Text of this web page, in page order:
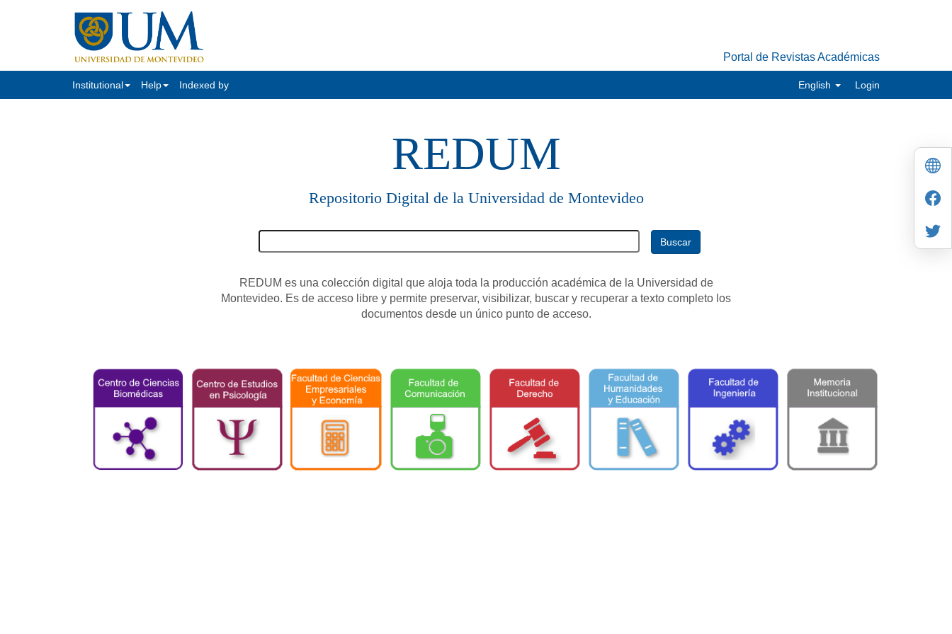
Portal de Revistas Académicas
Institutional Help Indexed by English Login
REDUM
Repositorio Digital de la Universidad de Montevideo
Buscar
REDUM es una colección digital que aloja toda la producción académica de la Universidad de
Montevideo. Es de acceso libre y permite preservar, visibilizar, buscar y recuperar a texto completo los
documentos desde un único punto de acceso.